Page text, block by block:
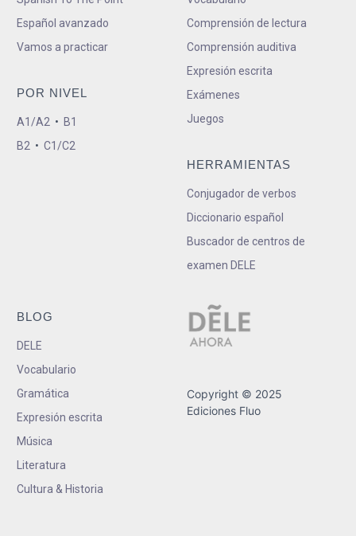
Español avanzado
Vamos a practicar
POR NIVEL
A1/A2 • B1
B2 • C1/C2
Comprensión de lectura
Comprensión auditiva
Expresión escrita
Exámenes
Juegos
HERRAMIENTAS
Conjugador de verbos
Diccionario español
Buscador de centros de
examen DELE
BLOG
DELE
Vocabulario
Gramática
Expresión escrita
Música
Literatura
Cultura & Historia
Copyright © 2025
Ediciones Fluo